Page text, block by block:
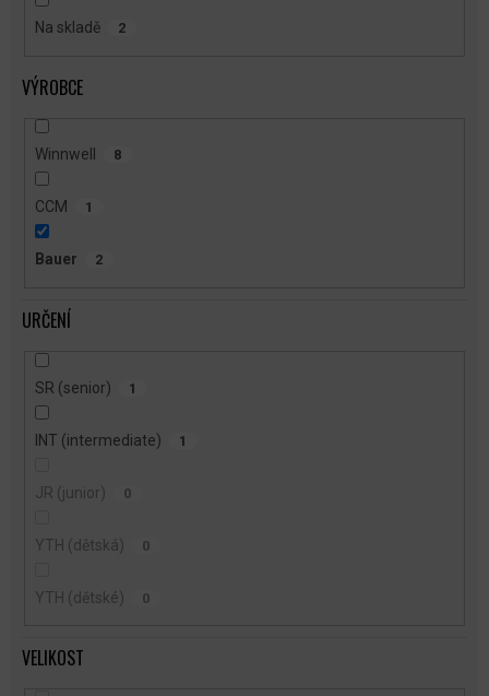
Na skladě 2
VÝROBCE
Winnwell 8
CCM 1
Bauer 2
URČENÍ
SR (senior) 1
INT (intermediate) 1
JR (junior) 0
YTH (dětská) 0
YTH (dětské) 0
VELIKOST